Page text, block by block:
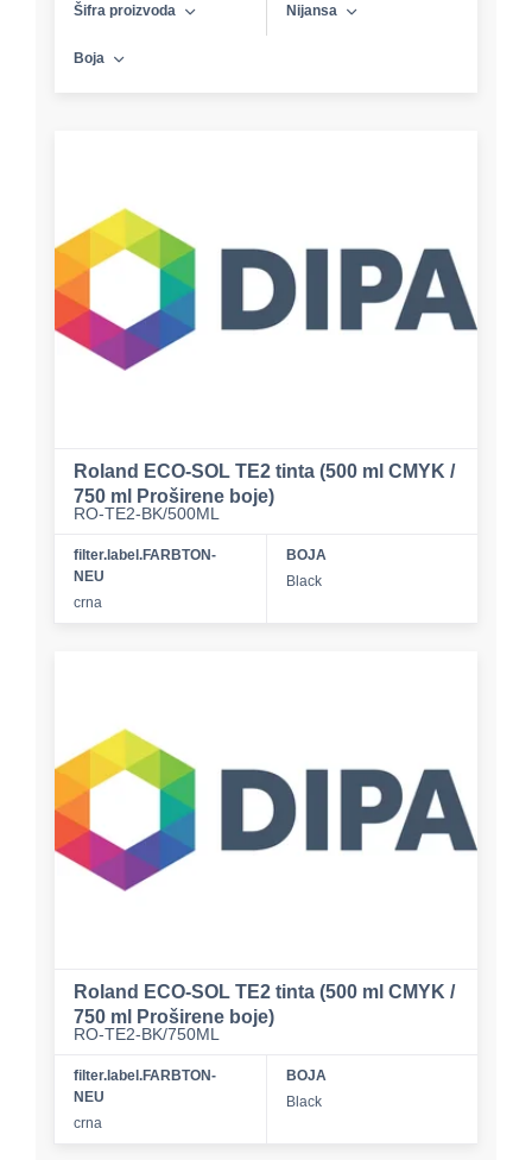
Šifra proizvoda Nijansa
Boja
Roland ECO-SOL TE2 tinta (500 ml CMYK /
750 ml Proširene boje)
RO-TE2-BK/500ML
filter.label.FARBTON-
NEU
crna
BOJA
Black
Roland ECO-SOL TE2 tinta (500 ml CMYK /
750 ml Proširene boje)
RO-TE2-BK/750ML
filter.label.FARBTON-
NEU
crna
BOJA
Black